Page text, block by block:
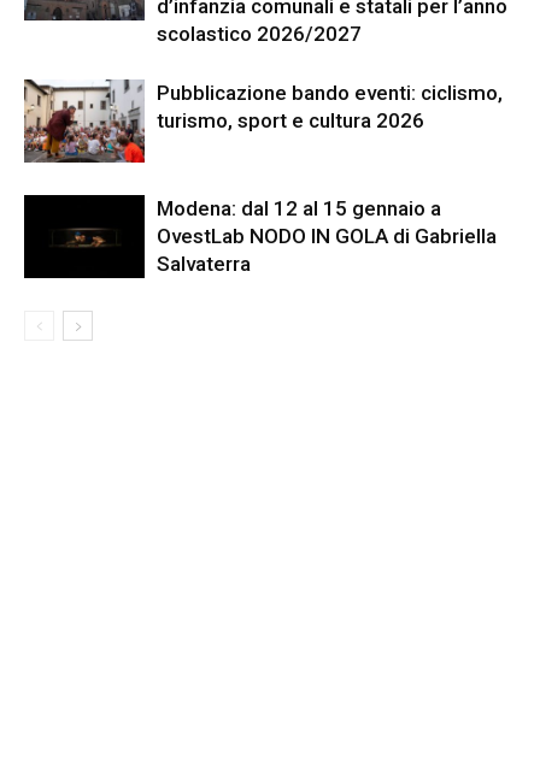
d’infanzia comunali e statali per l’anno
scolastico 2026/2027
Pubblicazione bando eventi: ciclismo,
turismo, sport e cultura 2026
Modena: dal 12 al 15 gennaio a
OvestLab NODO IN GOLA di Gabriella
Salvaterra